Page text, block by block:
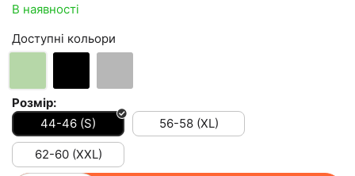
В наявності
Доступні кольори
Розмір:
44-46 (S)
56-58 (XL)
62-60 (XXL)